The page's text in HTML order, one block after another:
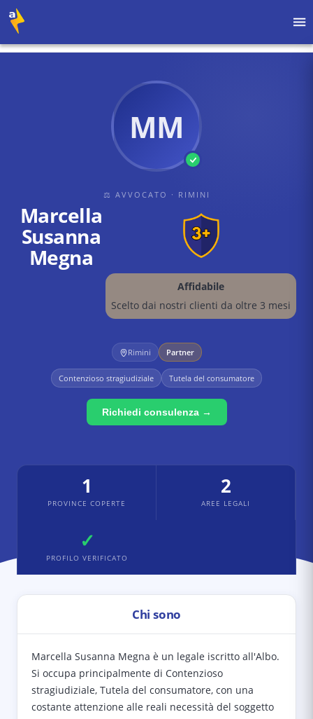
MM
⚖ AVVOCATO · RIMINI
Marcella
Susanna
Megna
Affidabile
Scelto dai nostri clienti da oltre 3 mesi
Rimini Partner
Contenzioso stragiudiziale Tutela del consumatore
Richiedi consulenza →
1
PROVINCE COPERTE
2
AREE LEGALI
✓
PROFILO VERIFICATO
Chi sono
Marcella Susanna Megna è un legale iscritto all'Albo.
Si occupa principalmente di Contenzioso
stragiudiziale, Tutela del consumatore, con una
costante attenzione alle reali necessità del soggetto